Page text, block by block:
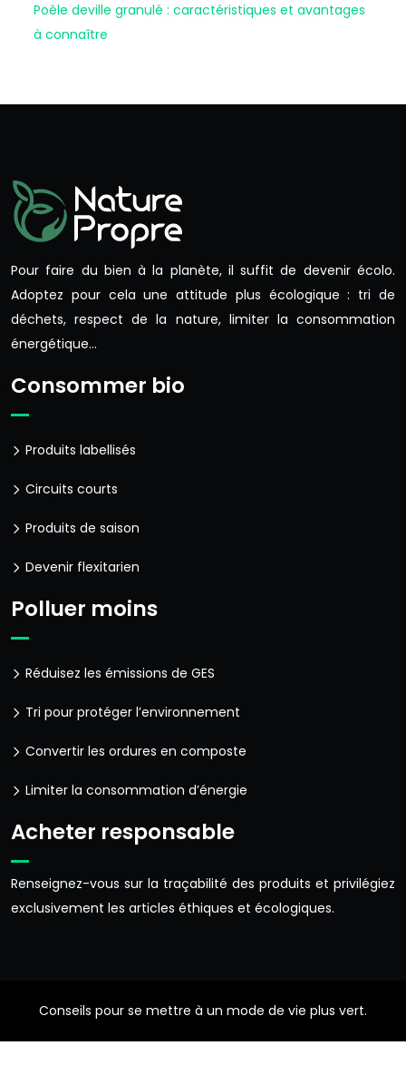
Poêle deville granulé : caractéristiques et avantages
à connaître
Pour faire du bien à la planète, il suffit de devenir écolo.
Adoptez pour cela une attitude plus écologique : tri de
déchets, respect de la nature, limiter la consommation
énergétique…
Consommer bio
Produits labellisés
Circuits courts
Produits de saison
Devenir flexitarien
Polluer moins
Réduisez les émissions de GES
Tri pour protéger l’environnement
Convertir les ordures en composte
Limiter la consommation d’énergie
Acheter responsable
Renseignez-vous sur la traçabilité des produits et privilégiez
exclusivement les articles éthiques et écologiques.
Conseils pour se mettre à un mode de vie plus vert.